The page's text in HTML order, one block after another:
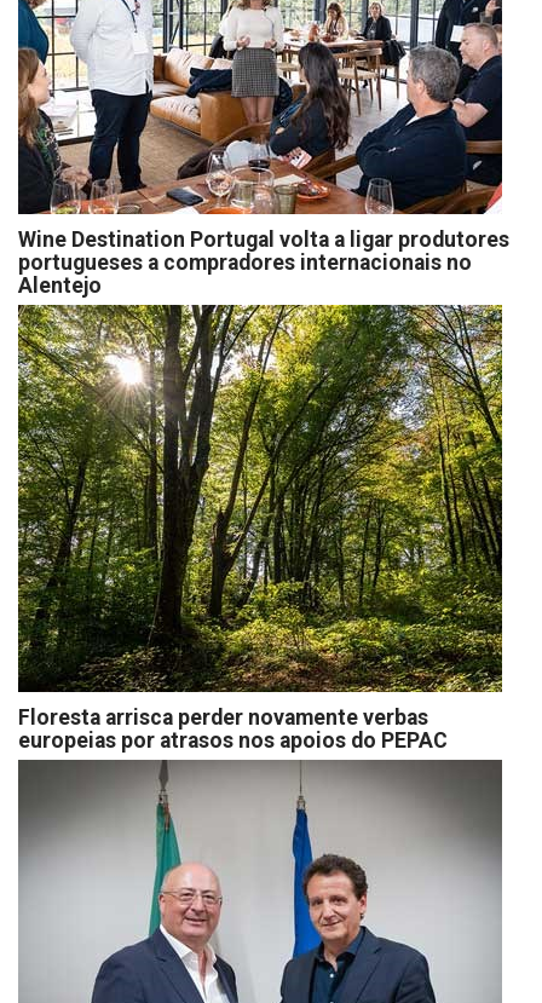
Wine Destination Portugal volta a ligar produtores
portugueses a compradores internacionais no
Alentejo
Floresta arrisca perder novamente verbas
europeias por atrasos nos apoios do PEPAC